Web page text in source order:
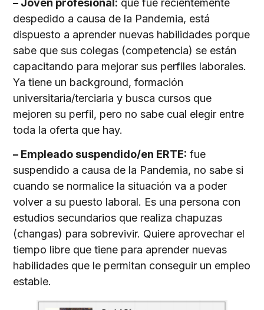
despedido a causa de la Pandemia, está
dispuesto a aprender nuevas habilidades porque
sabe que sus colegas (competencia) se están
capacitando para mejorar sus perfiles laborales.
Ya tiene un background, formación
universitaria/terciaria y busca cursos que
mejoren su perfil, pero no sabe cual elegir entre
toda la oferta que hay.
– Empleado suspendido/en ERTE: fue
suspendido a causa de la Pandemia, no sabe si
cuando se normalice la situación va a poder
volver a su puesto laboral. Es una persona con
estudios secundarios que realiza chapuzas
(changas) para sobrevivir. Quiere aprovechar el
tiempo libre que tiene para aprender nuevas
habilidades que le permitan conseguir un empleo
estable.